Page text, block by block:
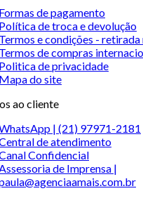
Formas de pagamento
Política de troca e devolução
Termos e condições - retirada
Termos de compras
Politica de privacidade
Mapa do site
ao cliente
| (21) 97971-2181
de atendimento
Confidencial
Assessoria de Imprensa |